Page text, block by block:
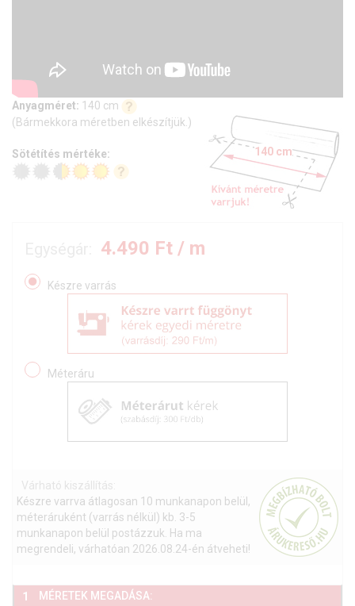
Anyagméret: 140 cm
(Bármekkora méretben elkészítjük.)
140 cm
Sötétítés mértéke:
4.490 Ft / m
Készre varrás
Méteráru
Várható kiszállítás:
Készre varrva átlagosan 10 munkanapon belül,
méteráruként (varrás nélkül) kb. 3-5
munkanapon belül postázzuk. Ha ma
megrendeli, várhatóan 2026.08.24-én átveheti!
1 MÉRETEK MEGADÁSA: